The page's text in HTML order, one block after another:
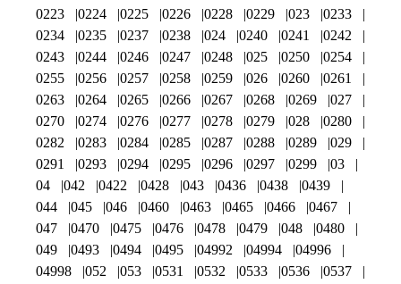
0223
0224 0225 0226 0228 0229 023
0233
0234
0235 0237 0238 024 0240 0241
0242
0243
0244 0246 0247 0248 025 0250
0254
0255
0256 0257 0258 0259 026 0260
0261
0263
0264 0265 0266 0267 0268 0269
027
0270
0274 0276 0277 0278 0279 028
0280
0282
0283 0284 0285 0287 0288 0289
029
0291
0293 0294 0295 0296 0297 0299
03
04
042 0422 0428 043 0436 0438
0439
044
045 046 0460 0463 0465 0466
0467
047
0470 0475 0476 0478 0479 048
0480
049
0493 0494 0495 04992 04994
04996
04998
052 053 0531 0532 0533 0536
0537